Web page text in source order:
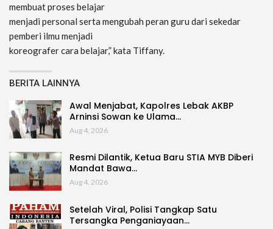
membuat proses belajar
menjadi personal serta mengubah peran guru dari sekedar
pemberi ilmu menjadi
koreografer cara belajar,” kata Tiffany.
BERITA LAINNYA
Awal Menjabat, Kapolres Lebak AKBP
Arninsi Sowan ke Ulama…
Aug 4, 2026
Resmi Dilantik, Ketua Baru STIA MYB Diberi
Mandat Bawa…
Aug 4, 2026
Setelah Viral, Polisi Tangkap Satu
Tersangka Penganiayaan…